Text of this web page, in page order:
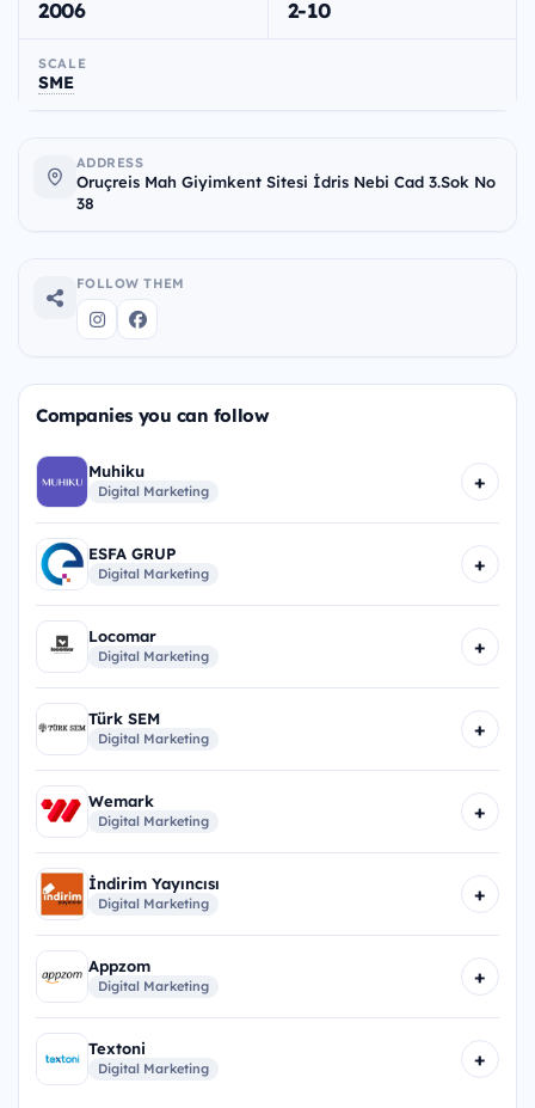
2006 2-10
SCALE
SME
ADDRESS
Oruçreis Mah Giyimkent Sitesi İdris Nebi Cad 3.Sok No
38
FOLLOW THEM
Companies you can follow
Muhiku
Digital Marketing +
ESFA GRUP
Digital Marketing +
Locomar
Digital Marketing +
Türk SEM
Digital Marketing +
Wemark
Digital Marketing +
İndirim Yayıncısı
Digital Marketing +
Appzom
Digital Marketing +
Textoni
Digital Marketing +